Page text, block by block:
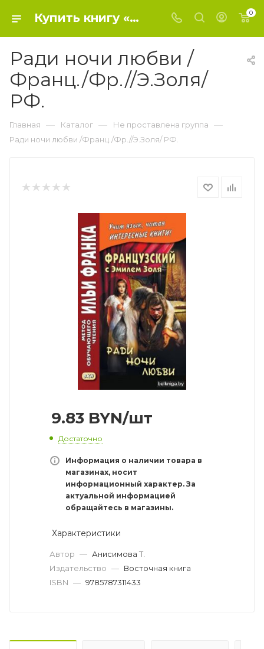
Купить книгу «Ради ночи любви /Франц./Фр.//Э.Золя/ РФ.» 0, Анисимова Т. - Не проставлена группа 0
Ради ночи любви /
Франц./Фр.//Э.Золя/
РФ.
Главная — Каталог — Не проставлена группа —
Ради ночи любви /Франц./Фр.//Э.Золя/ РФ.
9.83 BYN/шт
Достаточно
Информация о наличии товара в
магазинах, носит
информационный характер. За
актуальной информацией
обращайтесь в магазины.
Характеристики
Автор — Анисимова Т.
Издательство — Восточная книга
ISBN — 9785787311433